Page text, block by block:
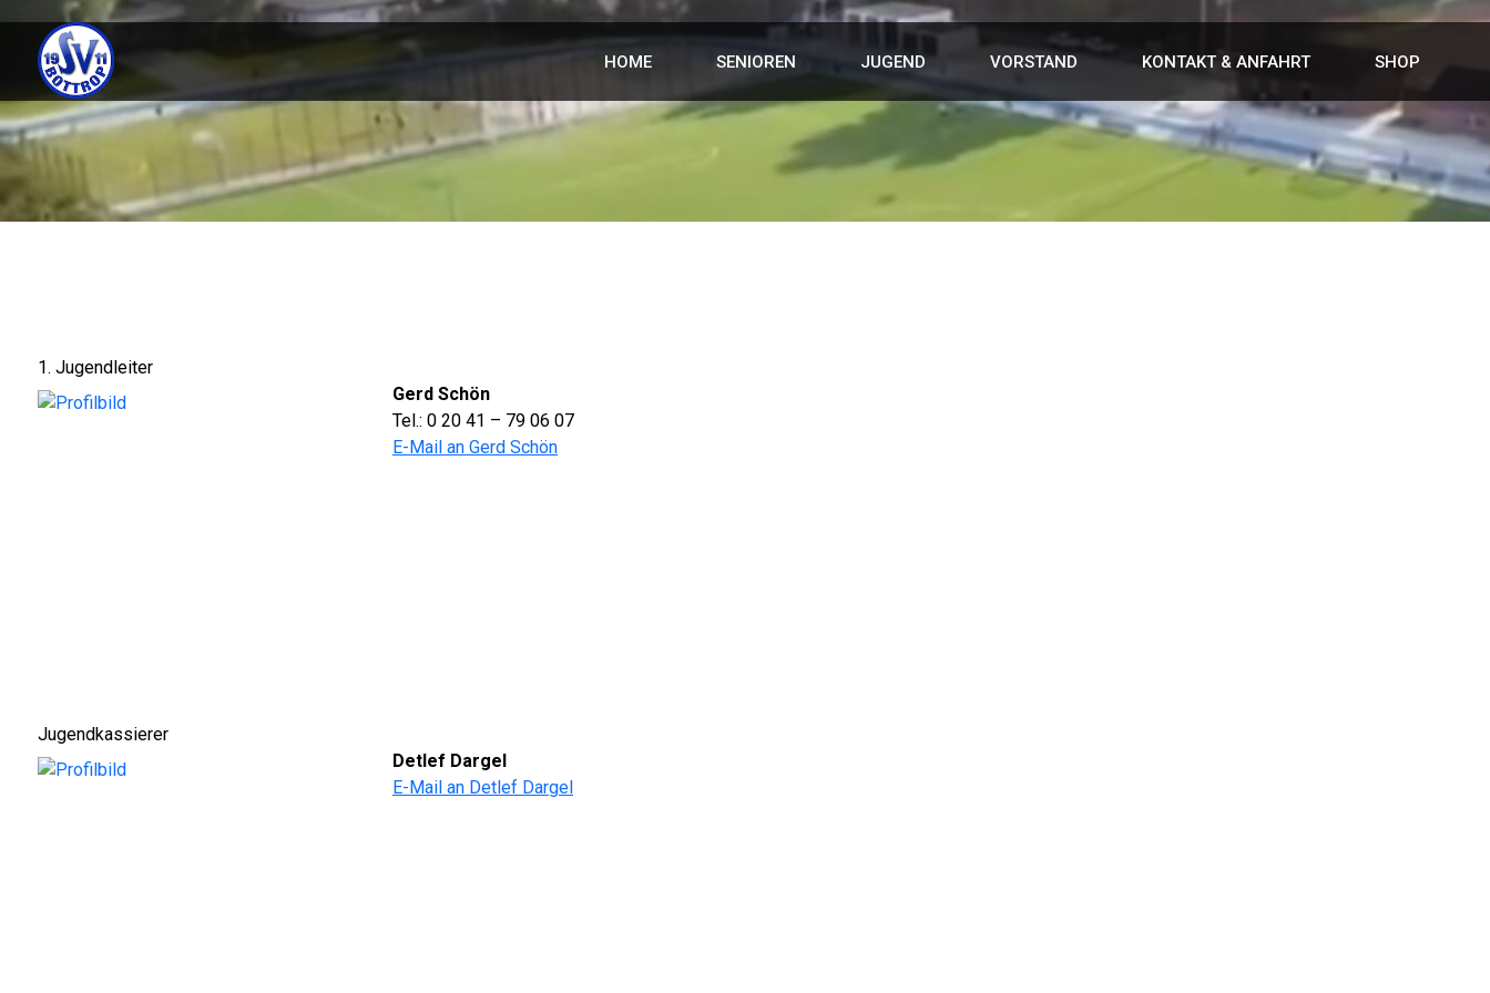
content
HOME SENIOREN JUGEND VORSTAND KONTAKT & ANFAHRT SHOP
1. Jugendleiter
Gerd Schön
Tel.: 0 20 41 – 79 06 07
E-Mail an Gerd Schön
Jugendkassierer
Detlef Dargel
E-Mail an Detlef Dargel